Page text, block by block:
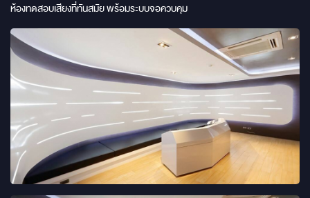
ห้องทดสอบเสียงที่ทันสมัย พร้อมระบบจอควบคุม